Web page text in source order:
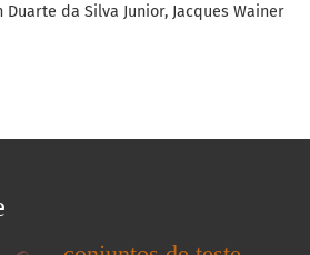
Duarte da Silva Junior, Jacques Wainer